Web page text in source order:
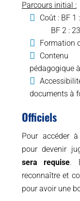
Parcours initial :
Coût : BF 1
BF 2 :
Formation
pédagogique
documents à
Officiels
Pour accéder
pour devenir
sera requise.
reconnaître et
pour avoir une